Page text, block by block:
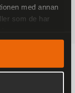
med annan
som de har